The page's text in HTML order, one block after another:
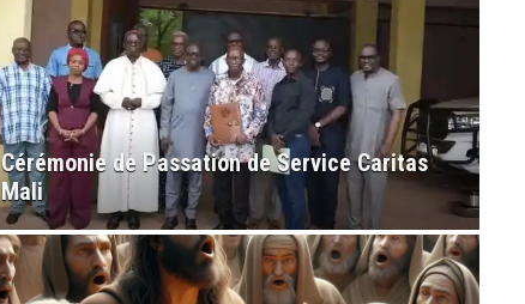
Cérémonie de Passation de Service Caritas
Mali